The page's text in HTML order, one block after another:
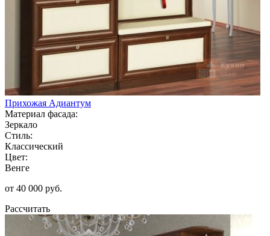
Прихожая Адиантум
Материал фасада:
Зеркало
Стиль:
Классический
Цвет:
Венге
от 40 000 руб.
Рассчитать